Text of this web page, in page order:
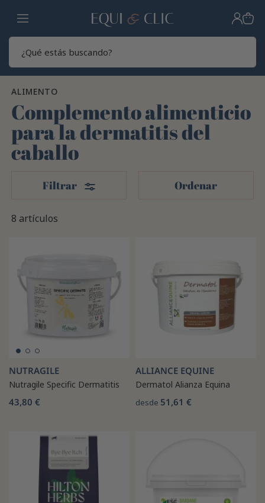
Hogar
ALIMENTO
Complemento alimenticio
para la dermatitis del
caballo
8 artículos
Filtrar Filtros Ordenar
NUTRAGILE
Nutragile Specific Dermatitis
43,80 €
ALLIANCE EQUINE
Dermatol Alianza Equina
desde 51,61 €